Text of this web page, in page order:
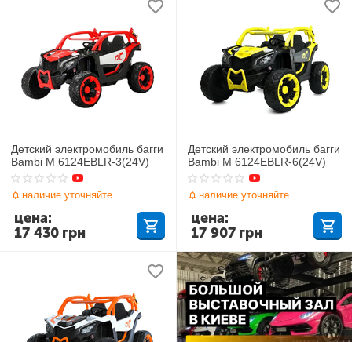
Детский электромобиль багги
Bambi M 6124EBLR-3(24V)
наличие уточняйте
17 430 грн
цена:
Детский электромобиль багги
Bambi M 6124EBLR-6(24V)
наличие уточняйте
17 907 грн
цена: